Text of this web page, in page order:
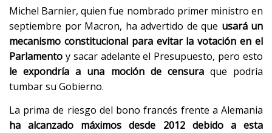
Michel Barnier, quien fue nombrado primer ministro en
septiembre por Macron, ha advertido de que usará un
mecanismo constitucional para evitar la votación en el
Parlamento y sacar adelante el Presupuesto, pero esto
le expondría a una moción de censuraque podría
tumbar su Gobierno.
La prima de riesgo del bono francés frente a Alemania
ha alcanzado máximos desde 2012 debido a esta